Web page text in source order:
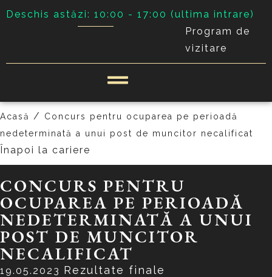
Deschis astăzi: 10:00 - 17:00 (ultima intrare)
Program de
vizitare
Acasă /
Concurs pentru ocuparea pe perioadă
nedeterminată a unui post de muncitor necalificat
Înapoi la cariere
CONCURS PENTRU
OCUPAREA PE PERIOADĂ
NEDETERMINATĂ A UNUI
POST DE MUNCITOR
NECALIFICAT
19.05.2023 Rezultate finale